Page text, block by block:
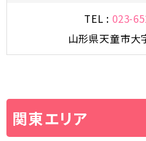
TEL : 023-
山形県天童市大
関東エリア